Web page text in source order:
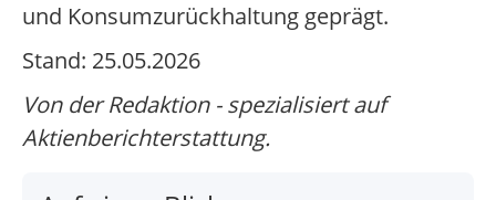
und Konsumzurückhaltung geprägt.
Stand: 25.05.2026
Von der Redaktion - spezialisiert auf
Aktienberichterstattung.